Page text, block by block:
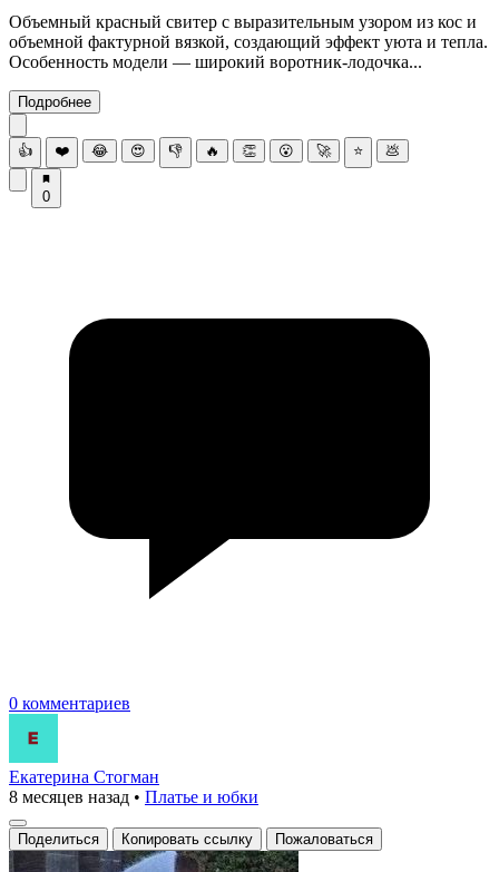
Объемный красный свитер с выразительным узором из кос и
объемной фактурной вязкой, создающий эффект уюта и тепла.
Особенность модели — широкий воротник-лодочка...
Подробнее
👍 ❤️ 😂 😍 👎 🔥 👏 😮 🚀 ⭐ 💩
0
0 комментариев
Екатерина Стогман
8 месяцев назад • Платье и юбки
Поделиться Копировать ссылку Пожаловаться